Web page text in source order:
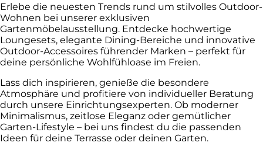
Erlebe die neuesten Trends rund um stilvolles Outdoor-
Wohnen bei unserer exklusiven
Gartenmöbelausstellung. Entdecke hochwertige
Loungesets, elegante Dining-Bereiche und innovative
Outdoor-Accessoires führender Marken – perfekt für
deine persönliche Wohlfühloase im Freien.
Lass dich inspirieren, genieße die besondere
Atmosphäre und profitiere von individueller Beratung
durch unsere Einrichtungsexperten. Ob moderner
Minimalismus, zeitlose Eleganz oder gemütlicher
Garten-Lifestyle – bei uns findest du die passenden
Ideen für deine Terrasse oder deinen Garten.